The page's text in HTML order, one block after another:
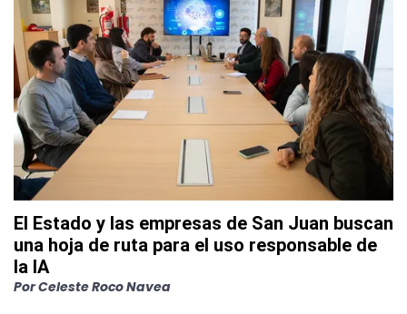
El Estado y las empresas de San Juan buscan
una hoja de ruta para el uso responsable de
la IA
PorCeleste Roco Navea